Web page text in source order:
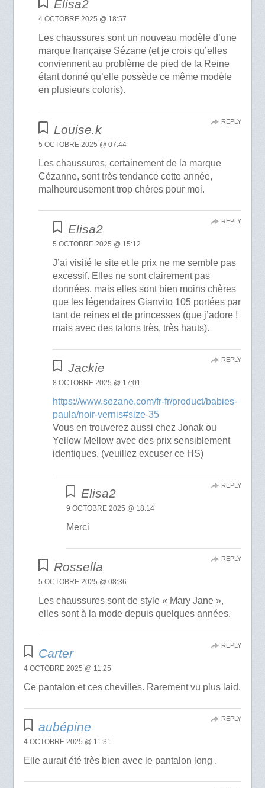
Elisa2
4 OCTOBRE 2025 @ 18:57
Les chaussures sont un nouveau modèle d’une
marque française Sézane (et je crois qu’elles
conviennent au problème de pied de la Reine
étant donné qu’elle possède ce même modèle
en plusieurs coloris).
Louise.k
5 OCTOBRE 2025 @ 07:44
Les chaussures, certainement de la marque
Cézanne, sont très tendance cette année,
malheureusement trop chères pour moi.
REPLY
Elisa2
5 OCTOBRE 2025 @ 15:12
J’ai visité le site et le prix ne me semble pas
excessif. Elles ne sont clairement pas
données, mais elles sont bien moins chères
que les légendaires Gianvito 105 portées par
tant de reines et de princesses (que j’adore !
mais avec des talons très, très hauts).
REPLY
Jackie
8 OCTOBRE 2025 @ 17:01
https://www.sezane.com/fr-fr/product/babies-
paula/noir-vernis#size-35
Vous en trouverez aussi chez Jonak ou
Yellow Mellow avec des prix sensiblement
identiques. (veuillez excuser ce HS)
REPLY
Elisa2
9 OCTOBRE 2025 @ 18:14
Merci
REPLY
Rossella
5 OCTOBRE 2025 @ 08:36
Les chaussures sont de style « Mary Jane »,
elles sont à la mode depuis quelques années.
REPLY
Carter
4 OCTOBRE 2025 @ 11:25
Ce pantalon et ces chevilles. Rarement vu plus laid.
REPLY
aubépine
4 OCTOBRE 2025 @ 11:31
Elle aurait été très bien avec le pantalon long .
REPLY